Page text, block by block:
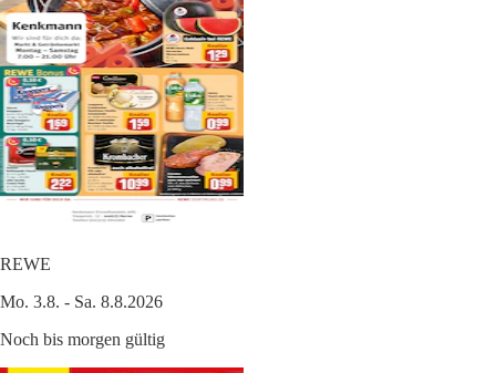
REWE
Mo. 3.8. - Sa. 8.8.2026
Noch bis morgen gültig